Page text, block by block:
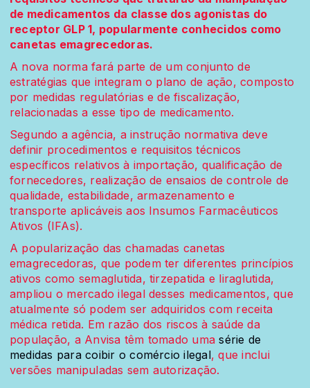
de medicamentos da classe dos agonistas do
receptor GLP 1, popularmente conhecidos como
canetas emagrecedoras.
A nova norma fará parte de um conjunto de
estratégias que integram o plano de ação, composto
por medidas regulatórias e de fiscalização,
relacionadas a esse tipo de medicamento.
Segundo a agência, a instrução normativa deve
definir procedimentos e requisitos técnicos
específicos relativos à importação, qualificação de
fornecedores, realização de ensaios de controle de
qualidade, estabilidade, armazenamento e
transporte aplicáveis aos Insumos Farmacêuticos
Ativos (IFAs).
A popularização das chamadas canetas
emagrecedoras, que podem ter diferentes princípios
ativos como semaglutida, tirzepatida e liraglutida,
ampliou o mercado ilegal desses medicamentos, que
atualmente só podem ser adquiridos com receita
médica retida. Em razão dos riscos à saúde da
população, a Anvisa têm tomado umasérie de
medidas para coibir o comércio ilegal, que inclui
versões manipuladas sem autorização.